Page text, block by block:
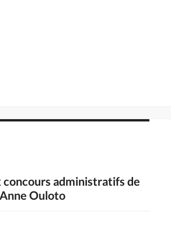
administratifs de
Ouloto